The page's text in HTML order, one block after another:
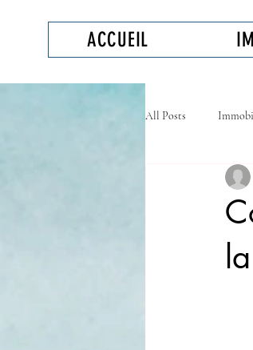
ACCUEIL
All Posts
Assurance